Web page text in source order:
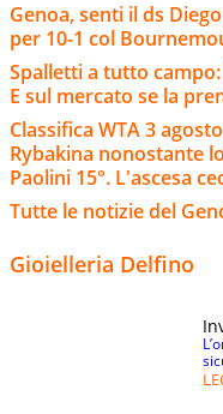
Genoa, senti il ds
per 10-1 col
Spalletti a tutto
E sul mercato se la
Classifica WTA 3
Rybakina nonostante
Paolini 15°. L'ascesa
Tutte le notizie del
Gioielleria Delfino